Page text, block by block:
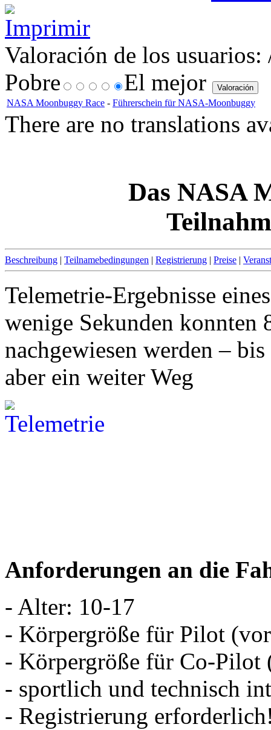
Valoración de los usuarios:
Pobre
El mejor
NASA Moonbuggy Race - Führerschein für NASA-Moonbuggy
There are no translations
Das NASA
Beschreibung | Teilnamebedingungen | Registrierung | Preise |
Telemetrie-Ergebnisse
wenige Sekunden
nachgewiesen werden –
aber ein weiter Weg
Anforderungen an die
- Alter: 10-17
- Körpergröße für Pilot
- Körpergröße für Co-Pilot
- sportlich und technisch
- Registrierung